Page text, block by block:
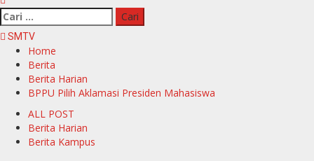
Cari
untuk:
SMTV
Home
Berita
Berita Harian
BPPU Pilih Aklamasi Presiden Mahasiswa
ALL POST
Berita Harian
Berita Kampus